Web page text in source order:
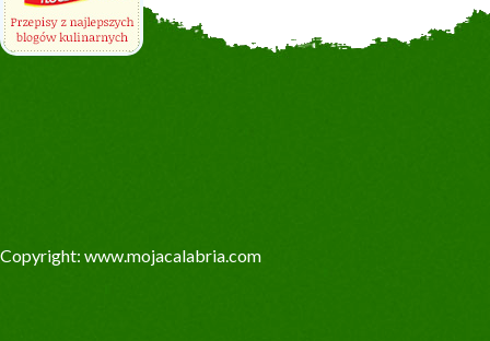
Copyright: www.mojacalabria.com